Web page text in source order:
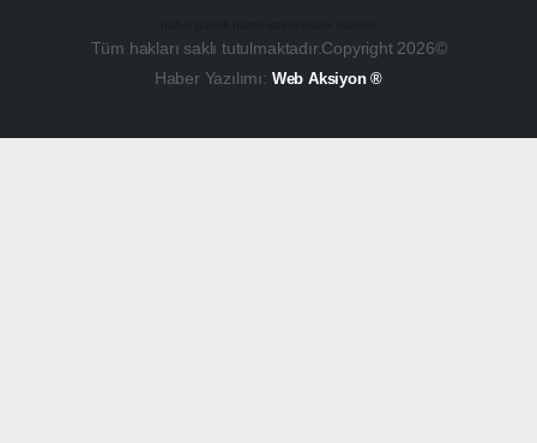
Tüm hakları saklı tutulmaktadır.Copyright 2026©
Haber Yazılımı: Web Aksiyon ®